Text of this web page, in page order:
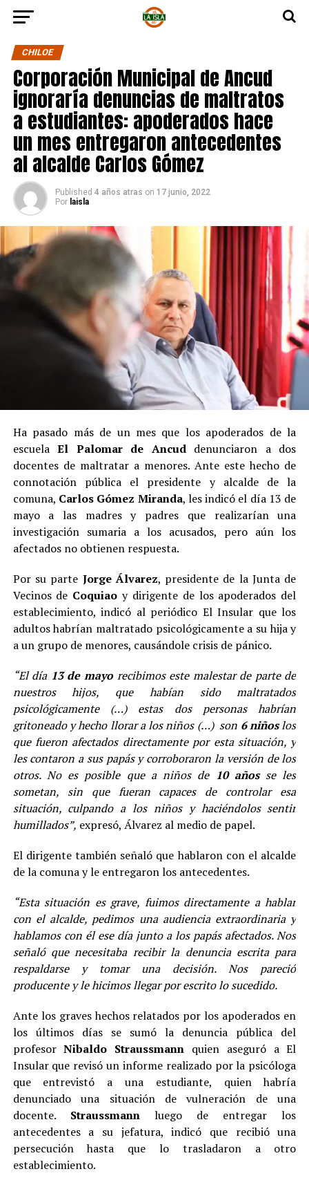
CHILOE
Corporación Municipal de Ancud
ignoraría denuncias de maltratos
a estudiantes: apoderados hace
un mes entregaron antecedentes
al alcalde Carlos Gómez
Published 4 años atras on 17 junio, 2022
Por laisla
Ha pasado más de un mes que los apoderados de la
escuelaEl Palomar de Ancuddenunciaron a dos
docentes de maltratar a menores. Ante este hecho de
connotación pública el presidente y alcalde de la
comuna, Carlos Gómez Miranda, les indicó el día 13 de
mayo a las madres y padres que realizarían una
investigación sumaria a los acusados, pero aún los
afectados no obtienen respuesta.
Por su parte Jorge Álvarez, presidente de la Junta de
Vecinos de Coquiao y dirigente de los apoderados del
establecimiento, indicó al periódico El Insular que los
adultos habrían maltratado psicológicamente a su hija y
a un grupo de menores, causándole crisis de pánico.
“El día 13 de mayorecibimos este malestar de parte de
nuestros hijos, que habían sido maltratados
psicológicamente (…) estas dos personas habrían
gritoneado y hecho llorar a los niños (…) son 6 niñoslos
que fueron afectados directamente por esta situación, y
les contaron a sus papás y corroboraron la versión de los
otros. No es posible que a niños de 10 añosse les
sometan, sin que fueran capaces de controlar esa
situación, culpando a los niños y haciéndolos sentir
humillados”, expresó, Álvarez al medio de papel.
El dirigente también señaló que hablaron con el alcalde
de la comuna y le entregaron los antecedentes.
“Esta situación es grave, fuimos directamente a hablar
con el alcalde, pedimos una audiencia extraordinaria y
hablamos con él ese día junto a los papás afectados. Nos
señaló que necesitaba recibir la denuncia escrita para
respaldarse y tomar una decisión. Nos pareció
producente y le hicimos llegar por escrito lo sucedido.
Ante los graves hechos relatados por los apoderados en
los últimos días se sumó la denuncia pública del
profesorNibaldo Straussmann quien aseguró a El
Insular que revisó un informe realizado por la psicóloga
que entrevistó a una estudiante, quien habría
denunciado una situación de vulneración de una
docente. Straussmannluego de entregar los
antecedentes a su jefatura, indicó que recibió una
persecución hasta que lo trasladaron a otro
establecimiento.